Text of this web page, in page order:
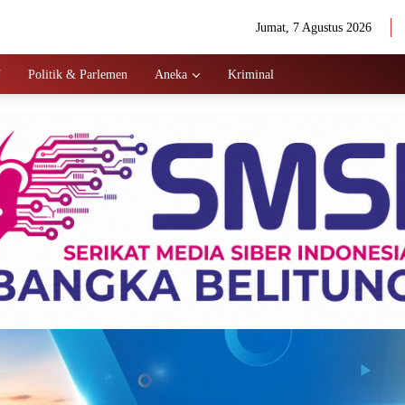
Jumat, 7 Agustus 2026
Politik & Parlemen Aneka Kriminal